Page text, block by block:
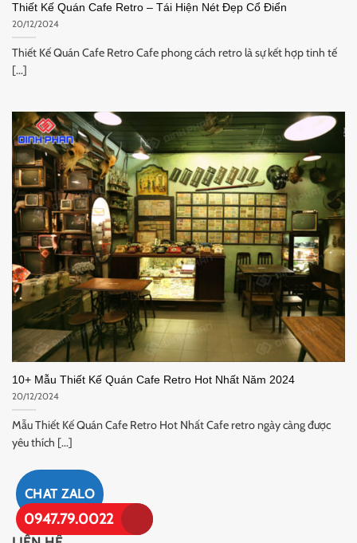
CHAT ZALO
0947.79.0022
Thiết Kế Quán Cafe Retro – Tái Hiện Nét Đẹp Cổ Điển
20/12/2024
Thiết Kế Quán Cafe Retro Cafe phong cách retro là sự kết hợp tinh tế
[...]
10+ Mẫu Thiết Kế Quán Cafe Retro Hot Nhất Năm 2024
20/12/2024
Mẫu Thiết Kế Quán Cafe Retro Hot Nhất Cafe retro ngày càng được
yêu thích [...]